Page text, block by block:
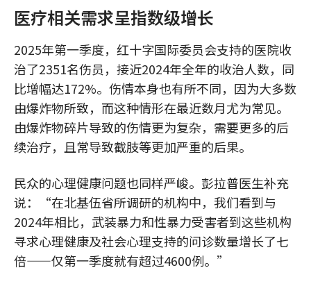
医疗相关需求呈指数级增长
2025年第一季度，红十字国际委员会支持的医院收
治了2351名伤员，接近2024年全年的收治人数，同
比增幅达172%。伤情本身也有所不同，因为大多数
由爆炸物所致，而这种情形在最近数月尤为常见。
由爆炸物碎片导致的伤情更为复杂，需要更多的后
续治疗，且常导致截肢等更加严重的后果。
民众的心理健康问题也同样严峻。彭拉普医生补充
说：“在北基伍省所调研的机构中，我们看到与
2024年相比，武装暴力和性暴力受害者到这些机构
寻求心理健康及社会心理支持的问诊数量增长了七
倍——仅第一季度就有超过4600例。”